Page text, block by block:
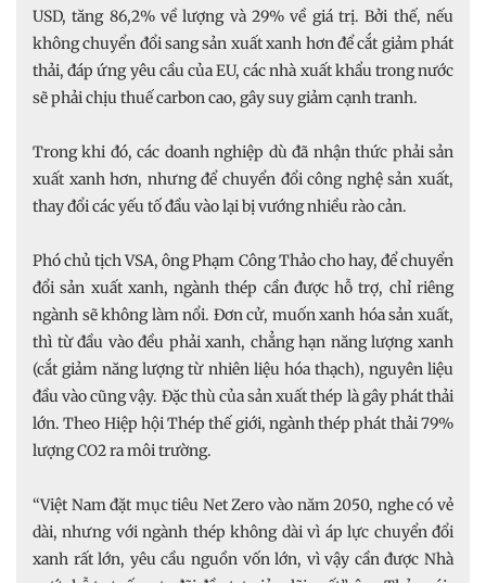
USD, tăng 86,2% về lượng và 29% về giá trị. Bởi thế, nếu
không chuyển đổi sang sản xuất xanh hơn để cắt giảm phát
thải, đáp ứng yêu cầu của EU, các nhà xuất khẩu trong nước
sẽ phải chịu thuế carbon cao, gây suy giảm cạnh tranh.
Trong khi đó, các doanh nghiệp dù đã nhận thức phải sản
xuất xanh hơn, nhưng để chuyển đổi công nghệ sản xuất,
thay đổi các yếu tố đầu vào lại bị vướng nhiều rào cản.
Phó chủ tịch VSA, ông Phạm Công Thảo cho hay, để chuyển
đổi sản xuất xanh, ngành thép cần được hỗ trợ, chỉ riêng
ngành sẽ không làm nổi. Đơn cử, muốn xanh hóa sản xuất,
thì từ đầu vào đều phải xanh, chẳng hạn năng lượng xanh
(cắt giảm năng lượng từ nhiên liệu hóa thạch), nguyên liệu
đầu vào cũng vậy. Đặc thù của sản xuất thép là gây phát thải
lớn. Theo Hiệp hội Thép thế giới, ngành thép phát thải 79%
lượng CO2 ra môi trường.
“Việt Nam đặt mục tiêu Net Zero vào năm 2050, nghe có vẻ
dài, nhưng với ngành thép không dài vì áp lực chuyển đổi
xanh rất lớn, yêu cầu nguồn vốn lớn, vì vậy cần được Nhà